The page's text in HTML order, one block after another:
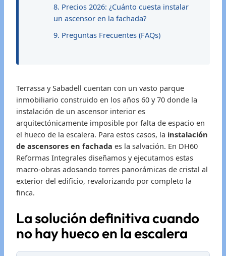
8. Precios 2026: ¿Cuánto cuesta instalar
un ascensor en la fachada?
9. Preguntas Frecuentes (FAQs)
Terrassa y Sabadell cuentan con un vasto parque
inmobiliario construido en los años 60 y 70 donde la
instalación de un ascensor interior es
arquitectónicamente imposible por falta de espacio en
el hueco de la escalera. Para estos casos, la instalación
de ascensores en fachada es la salvación. En DH60
Reformas Integrales diseñamos y ejecutamos estas
macro-obras adosando torres panorámicas de cristal al
exterior del edificio, revalorizando por completo la
finca.
La solución definitiva cuando
no hay hueco en la escalera